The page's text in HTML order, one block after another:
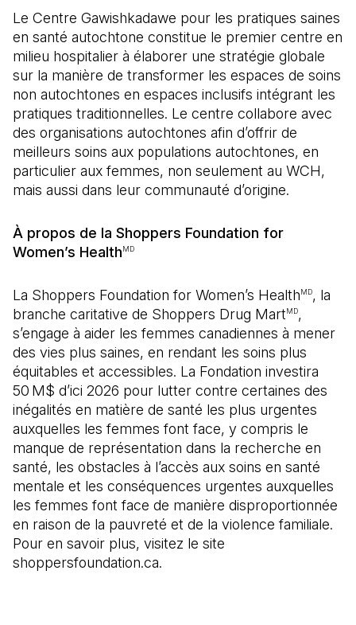
Le Centre Gawishkadawe pour les pratiques saines
en santé autochtone constitue le premier centre en
milieu hospitalier à élaborer une stratégie globale
sur la manière de transformer les espaces de soins
non autochtones en espaces inclusifs intégrant les
pratiques traditionnelles. Le centre collabore avec
des organisations autochtones afin d’offrir de
meilleurs soins aux populations autochtones, en
particulier aux femmes, non seulement au WCH,
mais aussi dans leur communauté d’origine.
À propos de la Shoppers Foundation for
Women’s HealthMD
La Shoppers Foundation for Women’s HealthMD, la
branche caritative de Shoppers Drug MartMD,
s’engage à aider les femmes canadiennes à mener
des vies plus saines, en rendant les soins plus
équitables et accessibles. La Fondation investira
50 M$ d’ici 2026 pour lutter contre certaines des
inégalités en matière de santé les plus urgentes
auxquelles les femmes font face, y compris le
manque de représentation dans la recherche en
santé, les obstacles à l’accès aux soins en santé
mentale et les conséquences urgentes auxquelles
les femmes font face de manière disproportionnée
en raison de la pauvreté et de la violence familiale.
Pour en savoir plus, visitez le site
shoppersfoundation.ca.